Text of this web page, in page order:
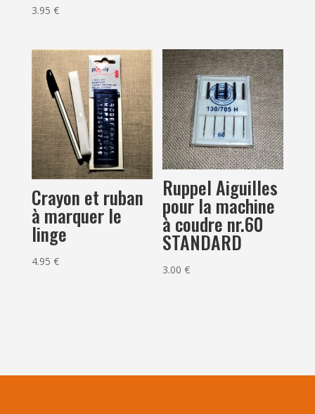
3.95 €
Crayon et ruban
à marquer le
linge
4.95 €
Ruppel Aiguilles
pour la machine
à coudre nr.60
STANDARD
3.00€